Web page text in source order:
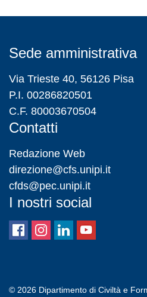
Sede amministrativa
Via Trieste 40, 56126 Pisa
P.I. 00286820501
C.F. 80003670504
Contatti
Redazione Web
direzione@cfs.unipi.it
cfds@pec.unipi.it
I nostri social
© 2026 Dipartimento di Civiltà e